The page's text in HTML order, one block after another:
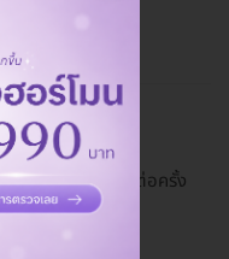
เท่าไหร่?
ะมาณ 30-60 นาทีต่อครั้ง
ปดาห์